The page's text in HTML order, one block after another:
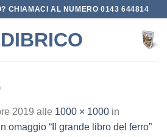
CHIAMACI AL NUMERO 0143 644814
2019 alle 1000 × 1000 in
omaggio “Il grande libro del ferro”